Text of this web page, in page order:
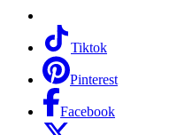
Tiktok
Pinterest
Facebook